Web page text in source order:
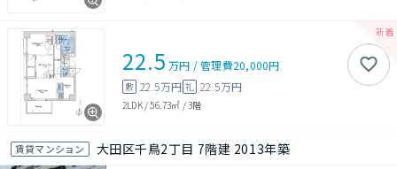
22.5 万円 /管理費20,000円
敷 22.5万円 礼 22.5万円
2LDK/56.73㎡ /3階
賃貸マンション 大田区千鳥2丁目 7階建 2013年築